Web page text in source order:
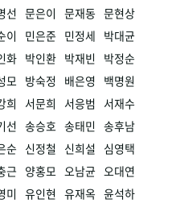
선 문은이 문재동 문현상
이 민은준 민정세 박대균
화 박인환 박재빈
박정순
모 방숙정 배은영
백명원
희 서문희 서응범
서재수
선 송승호 송태민 송후남
순 신정철 신희설
심영택
근 양홍모 오남균 오대연
미 유인현 유재옥 윤석하